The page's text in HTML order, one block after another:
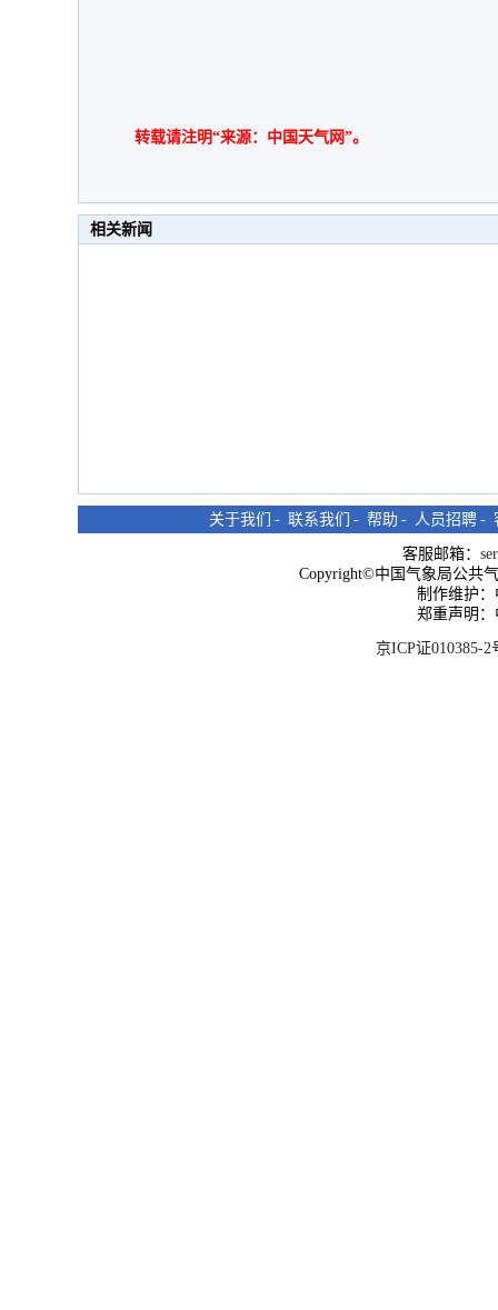
转载请注明“来源：中国天气网”。
相关新闻
关于我们 - 联系我们 - 帮助 - 人员招聘 -
客服邮箱：
Copyright©中国气象局公共
制作维护
郑重声明
京ICP证010385-2